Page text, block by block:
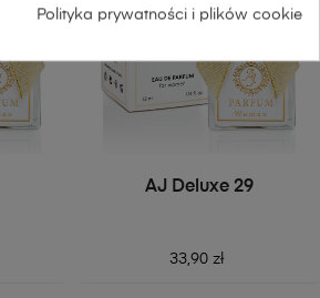
AJ Deluxe 29
33,90 zł
Polityka prywatności i plików cookie